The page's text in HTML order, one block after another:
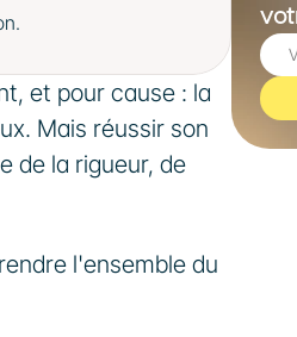
et pour cause : la
Mais réussir son
de la rigueur, de
l'ensemble du